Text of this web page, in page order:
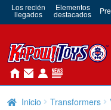
Los recién
llegados
Elementos
destacados
Inicio Transformers